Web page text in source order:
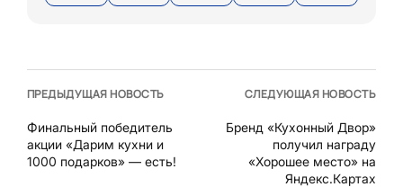
ПРЕДЫДУЩАЯ НОВОСТЬ
Финальный победитель
акции «Дарим кухни и
1000 подарков» — есть!
СЛЕДУЮЩАЯ НОВОСТЬ
Бренд «Кухонный Двор»
получил награду
«Хорошее место» на
Яндекс.Картах